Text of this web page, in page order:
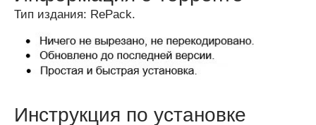
Тип издания: RePack.
Инструкция по установке